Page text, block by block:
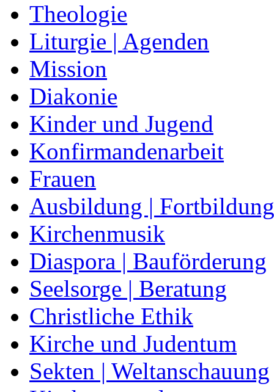
Theologie
Liturgie | Agenden
Mission
Diakonie
Kinder und Jugend
Konfirmandenarbeit
Frauen
Ausbildung | Fortbildung
Kirchenmusik
Diaspora | Bauförderung
Seelsorge | Beratung
Christliche Ethik
Kirche und Judentum
Sekten | Weltanschauung